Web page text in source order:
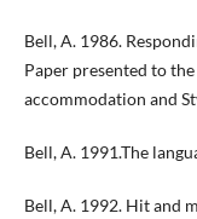
Bell, A. 1986.
Paper presented to
accommodation and
Bell, A. 1991.The
Bell, A. 1992. Hit and